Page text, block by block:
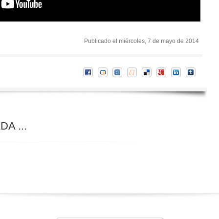
Publicado el miércoles, 7 de mayo de 2014
...